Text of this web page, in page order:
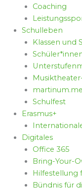
Coaching
Schulleben
Klassen und
Schulfest
Erasmus+
Digitales
Office 365
Bring-Your-
Hilfestellung
Bündnis für